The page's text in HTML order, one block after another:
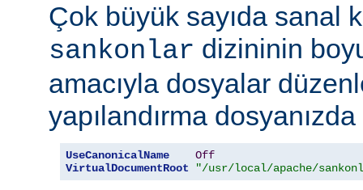
Çok büyük sayıda sanal
sankonlar dizininin
amacıyla dosyalar
yapılandırma
UseCanonicalName
Off
VirtualDocumentRoot
"/usr/local/apache/